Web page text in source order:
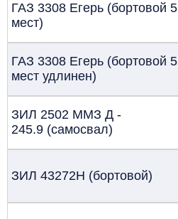
ГАЗ 3308 Егерь (бортовой 5
мест)
ГАЗ 3308 Егерь (бортовой 5
мест удлинен)
ЗИЛ 2502 ММЗ Д -
245.9 (самосвал)
ЗИЛ 43272Н (бортовой)